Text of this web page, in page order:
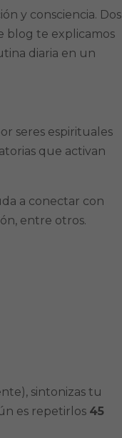
y consciencia. Dos
blog te explicamos
diaria en un
seres espirituales
que activan
a conectar con
entre otros.
sintonizas tu
es repetirlos 45